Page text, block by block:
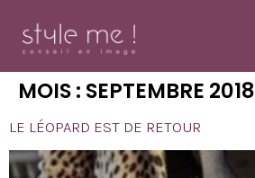
MOIS : SEPTEMBRE 2018
LE LÉOPARD EST DE RETOUR